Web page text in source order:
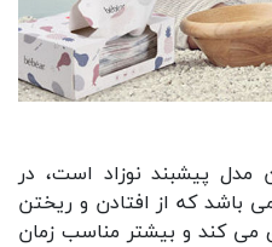
مدل پیشبند نوزاد است، در
باشد که از افتادن و ریختن
می کند و بیشتر مناسب زمان